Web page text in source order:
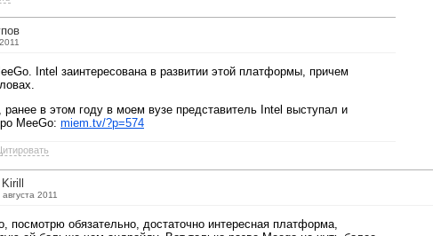
Intel заинтересована в развитии этой платформы, причем
ранее в этом году в моем вузе представитель Intel выступал и
MeeGo: miem.tv/?p=574
2011
посмотрю обязательно, достаточно интересная платформа,